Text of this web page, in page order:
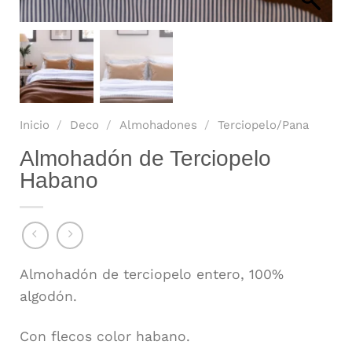
Inicio / Deco / Almohadones / Terciopelo/Pana
Almohadón de Terciopelo
Habano
Almohadón de terciopelo entero, 100%
algodón.
Con flecos color habano.